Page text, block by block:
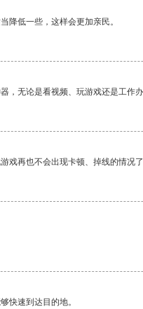
降低一些，这样会更加亲民。
，无论是看视频、玩游戏还是工作
戏再也不会出现卡顿、掉线的情况
快速到达目的地。